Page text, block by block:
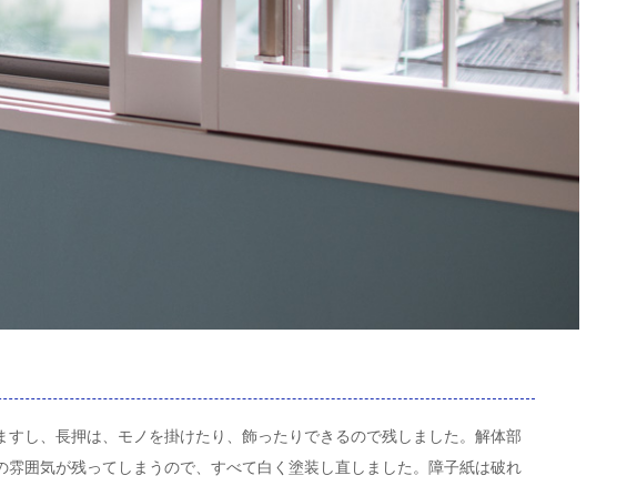
し、長押は、モノを掛けたり、飾ったりできるので残しました。解体部
囲気が残ってしまうので、すべて白く塗装し直しました。障子紙は破れ